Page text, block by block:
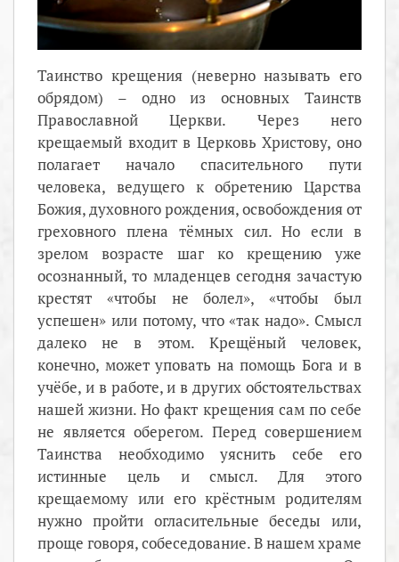
Таинство крещения (неверно называть его
обрядом) – одно из основных Таинств
Православной Церкви. Через него
крещаемый входит в Церковь Христову, оно
полагает начало спасительного пути
человека, ведущего к обретению Царства
Божия, духовного рождения, освобождения от
греховного плена тёмных сил. Но если в
зрелом возрасте шаг ко крещению уже
осознанный, то младенцев сегодня зачастую
крестят «чтобы не болел», «чтобы был
успешен» или потому, что «так надо». Смысл
далеко не в этом. Крещёный человек,
конечно, может уповать на помощь Бога и в
учёбе, и в работе, и в других обстоятельствах
нашей жизни. Но факт крещения сам по себе
не является оберегом. Перед совершением
Таинства необходимо уяснить себе его
истинные цель и смысл. Для этого
крещаемому или его крёстным родителям
нужно пройти огласительные беседы или,
проще говоря, собеседование. В нашем храме